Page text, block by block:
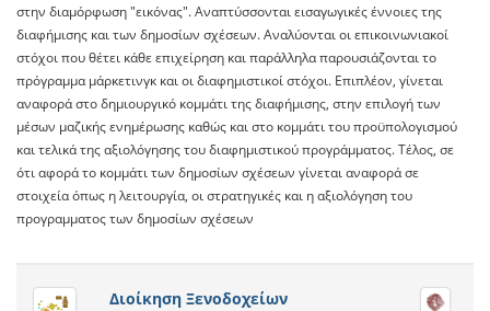
στην διαμόρφωση "εικόνας". Αναπτύσσονται εισαγωγικές έννοιες της
διαφήμισης και των δημοσίων σχέσεων. Αναλύονται οι επικοινωνιακοί
στόχοι που θέτει κάθε επιχείρηση και παράλληλα παρουσιάζονται το
πρόγραμμα μάρκετινγκ και οι διαφημιστικοί στόχοι. Επιπλέον, γίνεται
αναφορά στο δημιουργικό κομμάτι της διαφήμισης, στην επιλογή των
μέσων μαζικής ενημέρωσης καθώς και στο κομμάτι του προϋπολογισμού
και τελικά της αξιολόγησης του διαφημιστικού προγράμματος. Τέλος, σε
ότι αφορά το κομμάτι των δημοσίων σχέσεων γίνεται αναφορά σε
στοιχεία όπως η λειτουργία, οι στρατηγικές και η αξιολόγηση του
προγραμματος των δημοσίων σχέσεων
Διοίκηση Ξενοδοχείων